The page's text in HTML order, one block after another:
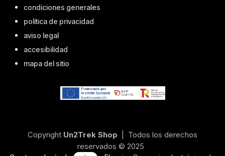
condiciones generales
política de privacidad
aviso legal
accesibilidad
mapa del sitio
Copyright Un2Trek Shop | Todos los derechos
reservados © 2025